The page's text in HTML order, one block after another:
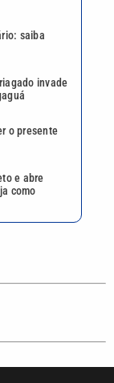
REDES